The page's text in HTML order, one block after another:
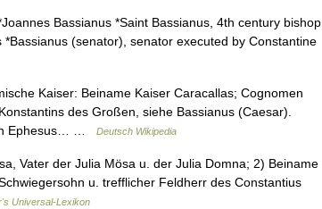
Bassianus *Saint Bassianus, 4th century bishop
(senator), senator executed by Constantine
Kaiser: Beiname Kaiser Caracallas; Cognomen
des Großen, siehe Bassianus (Caesar).
Ephesus… …
Deutsch Wikipedia
Vater der Julia Mösa u. der Julia Domna; 2) Beiname
u. trefflicher Feldherr des Constantius
Universal-Lexikon